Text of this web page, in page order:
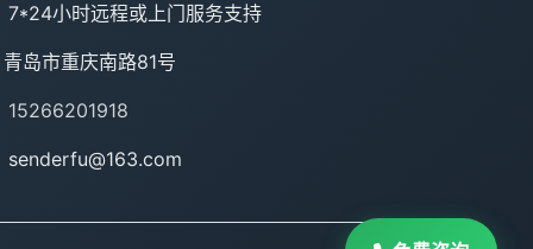
7*24小时远程或上门服务支持
青岛市重庆南路81号
15266201918
senderfu@163.com